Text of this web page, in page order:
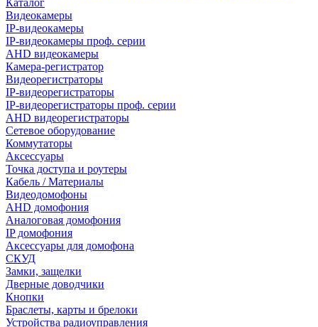
Каталог
Видеокамеры
IP-видеокамеры
IP-видеокамеры проф. серии
AHD видеокамеры
Камера-регистратор
Видеорегистраторы
IP-видеорегистраторы
IP-видеорегистраторы проф. серии
AHD видеорегистраторы
Сетевое оборудование
Коммутаторы
Аксессуары
Точка доступа и роутеры
Кабель / Материалы
Видеодомофоны
AHD домофония
Аналоговая домофония
IP домофония
Аксессуары для домофона
СКУД
Замки, защелки
Дверные доводчики
Кнопки
Браслеты, карты и брелоки
Устройства радиоуправления